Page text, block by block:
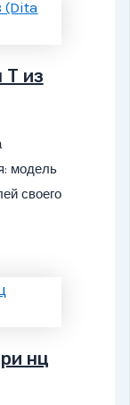
из
модель
своего
нц